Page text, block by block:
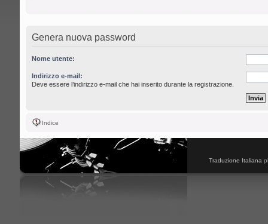
Genera nuova password
Nome utente:
Indirizzo e-mail:
Deve essere l’indirizzo e-mail che hai inserito durante la registrazione.
Indice
Traduzione Italiana